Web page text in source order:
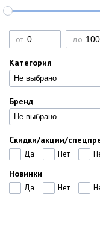
от до
Категория
Не выбрано
Бренд
Не выбрано
Скидки/акции/
Да Нет
Новинки
Да Нет